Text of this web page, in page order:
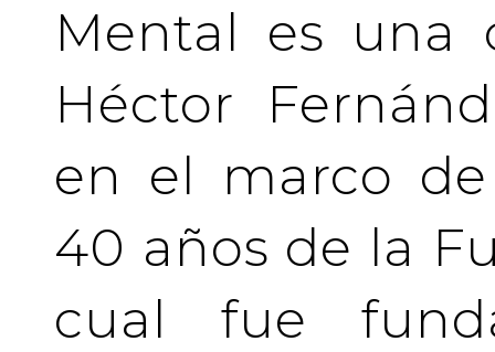
Mental es una
Héctor
en el marco
40 años de la
cual fue